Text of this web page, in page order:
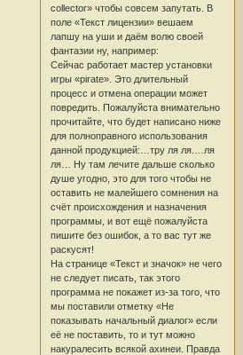
collector» чтобы совсем запутать. В
поле «Текст лицензии» вешаем
лапшу на уши и даём волю своей
фантазии ну, например:
Сейчас работает мастер установки
игры «pirate». Это длительный
процесс и отмена операции может
повредить. Пожалуйста внимательно
прочитайте, что будет написано ниже
для полноправного использования
данной продукцией:…тру ля ля.…ля
ля… Ну там лечите дальше сколько
душе угодно, это для того чтобы не
оставить не малейшего сомнения на
счёт происхождения и назначения
программы, и вот ещё пожалуйста
пишите без ошибок, а то вас тут же
раскусят!
На странице «Текст и значок» не чего
не следует писать, так этого
программа не покажет из-за того, что
мы поставили отметку «Не
показывать начальный диалог» если
её не поставить, то и тут можно
накуралесить всякой ахинеи. Правда